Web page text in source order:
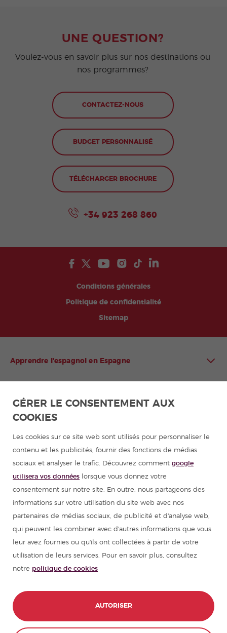
UNE QUESTION?
Voulez-vous en savoir plus sur nos destinations ou
nos programmes?
CONTACTEZ-NOUS
BUDGET PERSONNALISÉ
TÉLÉCHARGER BROCHURE
+34 923 268 860
Conditions générales
Politique de confidentialité
Sitemap
Apprendre l'espagnol en Espagne
Programmes d'espagnol pour groupes
Cours d'espagnol
Colonies de vacances en Espagne
Ressources pour apprendre l'espagnol
Partenaires
Guide de voyage pour l'Espagne
droits réservés,
GÉRER LE CONSENTEMENT AUX
COOKIES
Les cookies sur ce site web sont utilisés pour personnaliser le
contenu et les publicités, fournir des fonctions de médias
sociaux et analyser le trafic. Découvrez comment google
utilisera vos données lorsque vous donnez votre
consentement sur notre site. En outre, nous partageons des
informations sur votre utilisation du site web avec nos
partenaires de médias sociaux, de publicité et d'analyse web,
qui peuvent les combiner avec d'autres informations que vous
leur avez fournies ou qu'ils ont collectées à partir de votre
utilisation de leurs services. Pour en savoir plus, consultez
notre politique de cookies
AUTORISER